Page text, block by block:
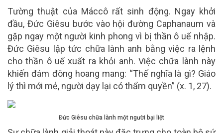
Tường thuật của Máccô rất sinh động. Ngay khởi
đầu, Đức Giêsu bước vào hội đường Caphanaum và
gặp ngay một người kinh phong vì bị thần ô uế nhập.
Đức Giêsu lập tức chữa lành anh bằng việc ra lệnh
cho thần ô uế xuất ra khỏi anh. Việc chữa lành này
khiến đám đông hoang mang: “Thế nghĩa là gì? Giáo
lý thì mới mẻ, người dạy lại có thẩm quyền” (x. 1, 27).
Đức Giêsu chữa lành một người bại liệt